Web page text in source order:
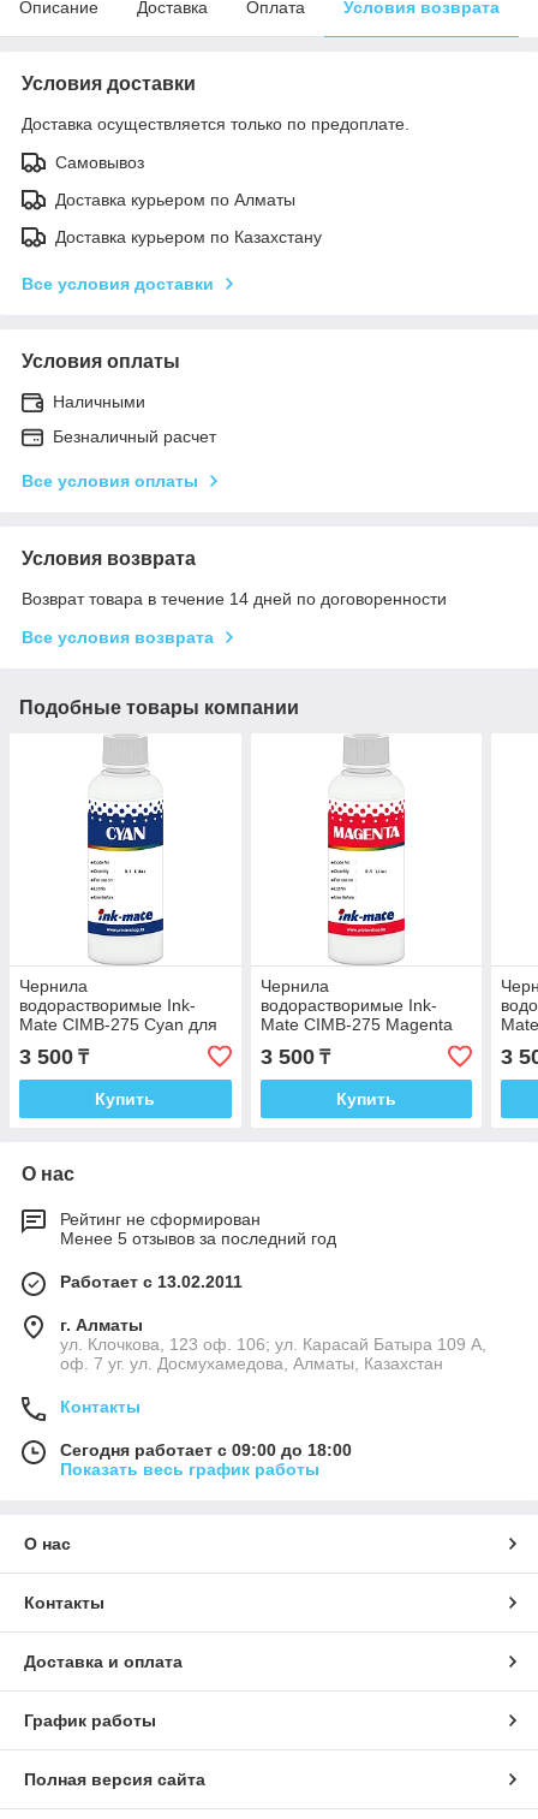
Описание Доставка Оплата Условия возврата
Условия доставки
Доставка осуществляется только по предоплате.
Самовывоз
Доставка курьером по Алматы
Доставка курьером по Казахстану
Все условия доставки
Условия оплаты
Наличными
Безналичный расчет
Все условия оплаты
Условия возврата
Возврат товара в течение 14 дней по договоренности
Все условия возврата
Подобные товары компании
Чернила
водорастворимые Ink-
Mate CIMB-275 Cyan для
G1900/2900/3900 100мл
3 500 ₸
Купить
Чернила
водорастворимые Ink-
Mate CIMB-275 Magenta
G1900/2900/3900 100мл
3 500₸
Купить
3
О нас
Рейтинг не сформирован
Менее 5 отзывов за последний год
Работает с 13.02.2011
г. Алматы
ул. Клочкова, 123 оф. 106; ул. Карасай Батыра 109 А,
оф. 7 уг. ул. Досмухамедова, Алматы, Казахстан
Контакты
Сегодня работает с 09:00 до 18:00
Показать весь график работы
О нас
Контакты
Доставка и оплата
График работы
Полная версия сайта